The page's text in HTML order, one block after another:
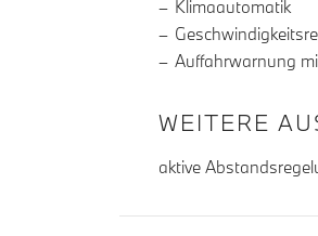
Klimaautomatik
Auffahrwarnung
WEITERE
aktive